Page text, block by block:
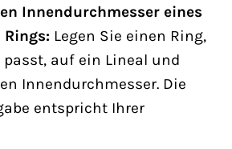
Innendurchmesser eines
Legen Sie einen Ring,
auf ein Lineal und
Innendurchmesser. Die
entspricht Ihrer